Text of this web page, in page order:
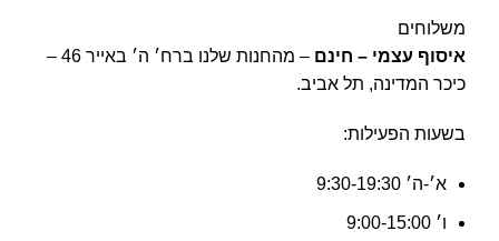
משלוחים
איסוף עצמי – חינם
– מהחנות שלנו ברח׳ ה׳ באייר 46 –
כיכר המדינה, תל אביב.
בשעות הפעילות:
א׳-ה׳ 9:30-19:30
ו׳ 9:00-15:00